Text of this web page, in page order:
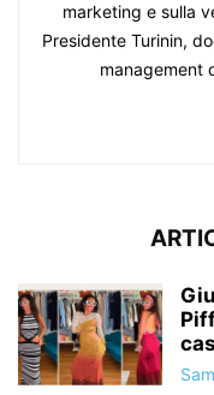
marketing e sulla
Presidente Turinin,
management